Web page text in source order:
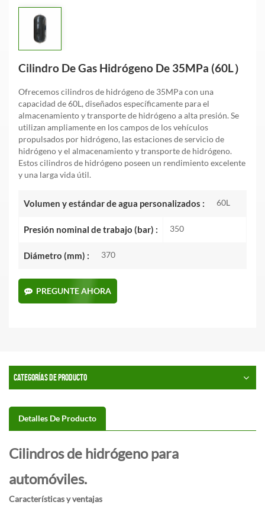
Cilindro De Gas Hidrógeno De 35MPa (60L）
Ofrecemos cilindros de hidrógeno de 35MPa con una
capacidad de 60L, diseñados específicamente para el
almacenamiento y transporte de hidrógeno a alta presión. Se
utilizan ampliamente en los campos de los vehículos
propulsados por hidrógeno, las estaciones de servicio de
hidrógeno y el almacenamiento y transporte de hidrógeno.
Estos cilindros de hidrógeno poseen un rendimiento excelente
y una larga vida útil.
Volumen y estándar de agua personalizados : 60L
Presión nominal de trabajo (bar) : 350
Diámetro (mm) : 370
PREGUNTE AHORA
CATEGORÍAS DE PRODUCTO
Detalles De Producto
Cilindros de hidrógeno para
automóviles.
Características y ventajas